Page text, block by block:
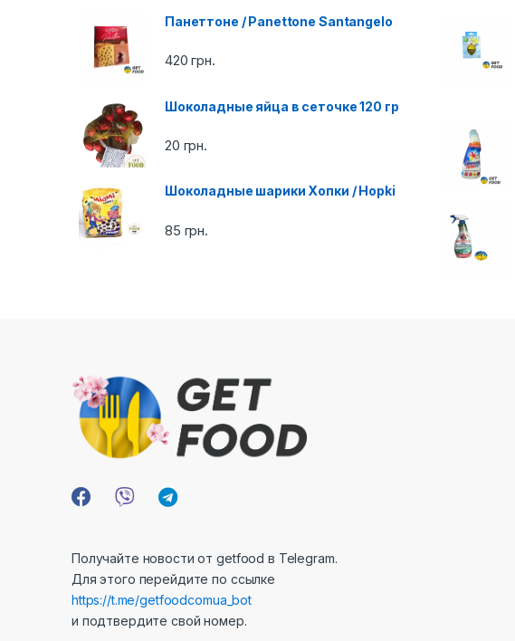
Панеттоне / Panettone Santangelo
420грн.
Шоколадные яйца в сеточке 120 гр
20 грн.
Шоколадные шарики Хопки / Hopki
85 грн.
Получайте новости от getfood в Telegram.
Для этого перейдите по ссылке
https://t.me/getfoodcomua_bot
и подтвердите свой номер.